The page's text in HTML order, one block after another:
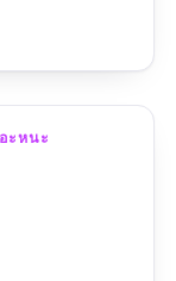
นการเกิด
ณภาพสินค้า
ะหนะ